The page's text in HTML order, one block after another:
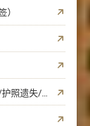
）